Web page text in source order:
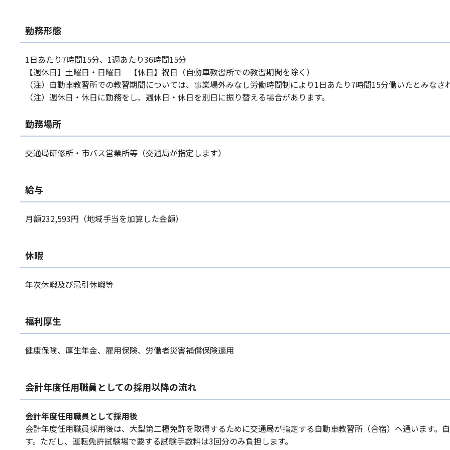
勤務形態
1日あたり7時間15分、1週あたり36時間15分
【週休日】土曜日・日曜日 【休日】祝日（自動車教習所での教習期間を除く）
（注）自動車教習所での教習期間については、事業場外みなし労働時間制により1日あたり7時間15分働いたとみなさ
（注）週休日・休日に勤務をし、週休日・休日を別日に振り替える場合があります。
勤務場所
交通局研修所・市バス営業所等（交通局が指定します）
給与
月額232,593円（地域手当を加算した金額）
休暇
年次休暇及び忌引休暇等
福利厚生
健康保険、厚生年金、雇用保険、労働者災害補償保険適用
会計年度任用職員としての採用以降の流れ
会計年度任用職員として採用後
会計年度任用職員採用後は、大型第二種免許を取得するために交通局が指定する自動車教習所（合宿）へ通います。
す。ただし、運転免許試験場で要する試験手数料は3回分のみ負担します。